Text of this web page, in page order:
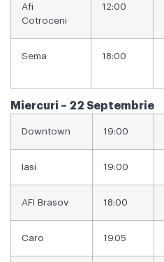
Afi
Cotroceni
12:00
Sema 18:00
Miercuri – 22 Septembrie
Downtown 19:00
Iasi 19:00
AFI Brasov 18:00
Caro 19.05